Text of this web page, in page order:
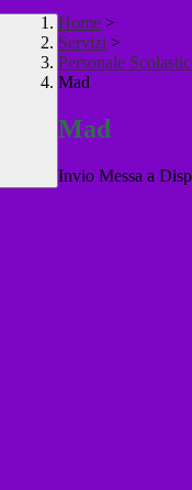
Home >
Servizi >
Personale
Mad
Mad
Invio Messa a